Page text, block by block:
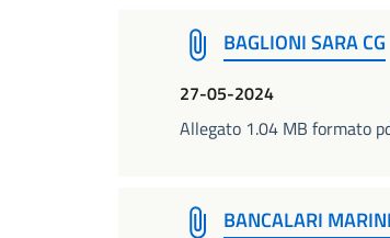
BAGLIONI SARA CG
27-05-2024
Allegato 1.04 MB formato
BANCALARI